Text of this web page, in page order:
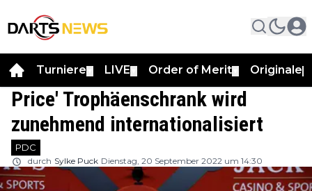
Turniere LIVE Order of Merit Originale
Price' Trophäenschrank wird
zunehmend internationalisiert
PDC
durch Sylke Puck Dienstag, 20 September 2022 um 14:30